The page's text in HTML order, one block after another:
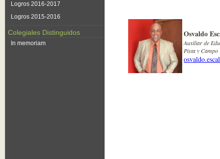
Logros 2016-2017
Logros 2015-2016
Colegiales Distinguidos
In memoriam
Osvaldo
Auxiliar de
Pista y Campo